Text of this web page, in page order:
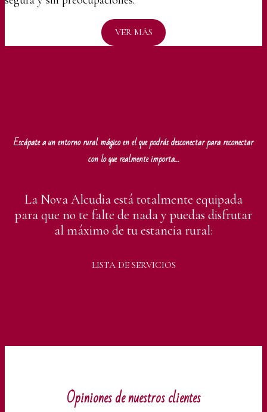
VER MÁS
Escápate a un entorno rural mágico en el que podrás desconectar para reconectar
con lo que realmente importa…
La Nova Alcudia está totalmente equipada
para que no te falte de nada y puedas disfrutar
al máximo de tu estancia rural:
LISTA DE SERVICIOS
Opiniones de nuestros clientes